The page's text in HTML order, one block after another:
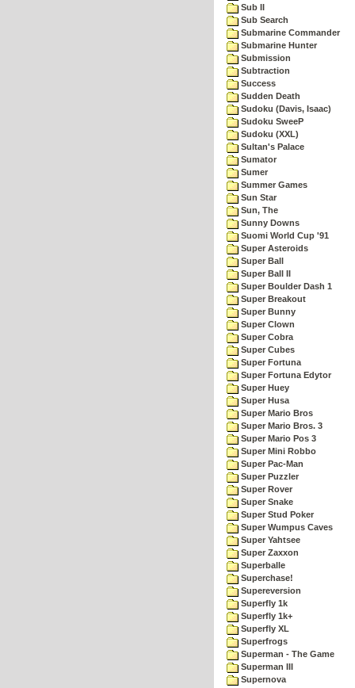
Sub II
Sub Search
Submarine Commander
Submarine Hunter
Submission
Subtraction
Success
Sudden Death
Sudoku (Davis, Isaac)
Sudoku SweeP
Sudoku (XXL)
Sultan's Palace
Sumator
Sumer
Summer Games
Sun Star
Sun, The
Sunny Downs
Suomi World Cup '91
Super Asteroids
Super Ball
Super Ball II
Super Boulder Dash 1
Super Breakout
Super Bunny
Super Clown
Super Cobra
Super Cubes
Super Fortuna
Super Fortuna Edytor
Super Huey
Super Husa
Super Mario Bros
Super Mario Bros. 3
Super Mario Pos 3
Super Mini Robbo
Super Pac-Man
Super Puzzler
Super Rover
Super Snake
Super Stud Poker
Super Wumpus Caves
Super Yahtsee
Super Zaxxon
Superballe
Superchase!
Supereversion
Superfly 1k
Superfly 1k+
Superfly XL
Superfrogs
Superman - The Game
Superman III
Supernova